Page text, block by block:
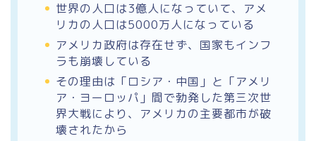
世界の人口は3億人になっていて、アメ
リカの人口は5000万人になっている
アメリカ政府は存在せず、国家もインフ
ラも崩壊している
その理由は「ロシア・中国」と「アメリ
ア・ヨーロッパ」間で勃発した第三次世
界大戦により、アメリカの主要都市が破
壊されたから